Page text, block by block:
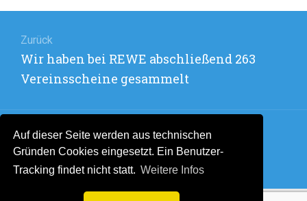
Auf dieser Seite werden aus technischen
Gründen Cookies eingesetzt. Ein Benutzer-
Tracking findet nicht statt. Weitere Infos
Zurück
Vorheriger
Beitrag:
Wir haben bei REWE abschließend 263
Vereinsscheine gesammelt
Weiter
Nächster
Beitrag:
TCB Jahresreport 2020